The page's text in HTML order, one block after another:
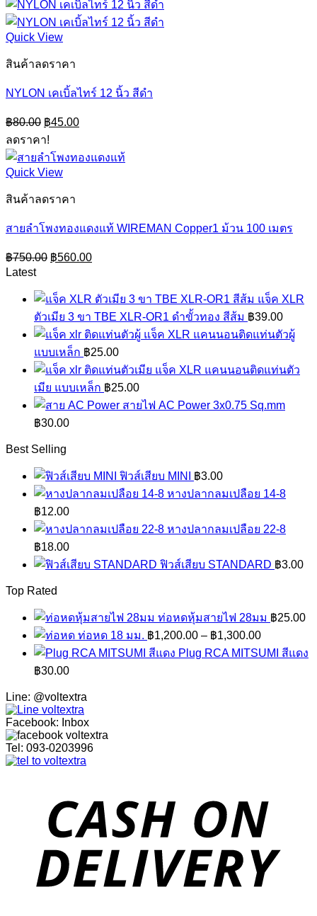
Quick View
สินค้าลดราคา
NYLON เคเบิ้ลไทร์ 12 นิ้ว สีดำ
฿80.00 Original
price
was:
฿80.00.
฿45.00Current
price
฿45.00.
ลดราคา!
Quick View
สินค้าลดราคา
สายลำโพงทองแดงแท้ WIREMAN Copper1 ม้วน 100 เมตร
฿750.00 Original
price
฿750.00.
฿560.00Current
price
฿560.00.
Latest
แจ็ค XLR
ตัวเมีย 3 ขา TBE XLR-OR1 ดำขั้วทอง สีส้ม ฿39.00
แจ็ค XLR แคนนอนติดแท่นตัวผู้
แบบเหล็ก ฿25.00
แจ็ค XLR แคนนอนติดแท่นตัว
เมีย แบบเหล็ก ฿25.00
สายไฟ AC Power 3x0.75 Sq.mm
฿30.00
Best Selling
ฟิวส์เสียบ MINI ฿3.00
หางปลากลมเปลือย 14-8
฿12.00
หางปลากลมเปลือย 22-8
฿18.00
ฟิวส์เสียบ STANDARD ฿3.00
Top Rated
ท่อหดหุ้มสายไฟ 28มม ฿25.00
ท่อหด 18 มม. ฿1,200.00 – ฿1,300.00
Plug RCA MITSUMI สีแดง
฿30.00
Line: @voltextra
Facebook: Inbox
Tel: 093-0203996